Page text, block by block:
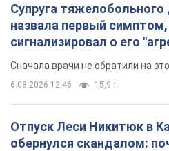
Супруга
назвала первый
сигнализировал о его
Сначала врачи не обратили на
6.08.2026 12:46 15,9 т.
Отпуск Леси Никитюк в
обернулся скандалом: